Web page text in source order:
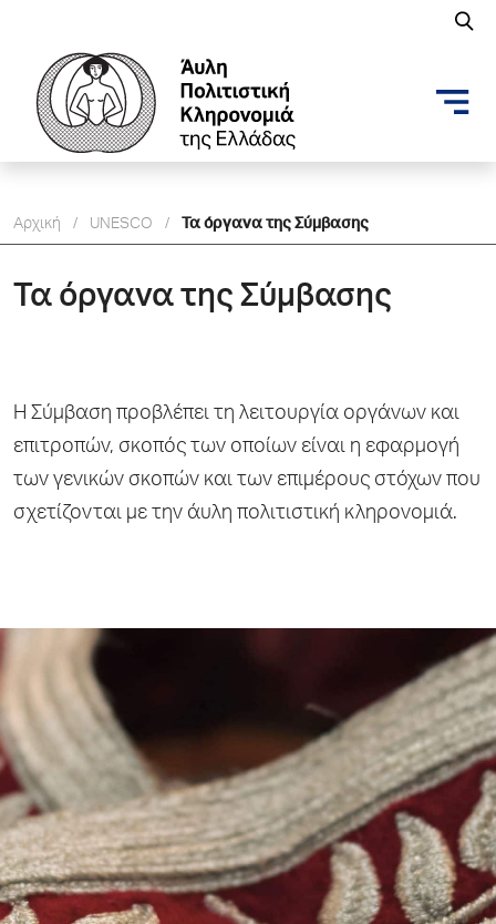
Αρχική / UNESCO / Τα όργανα της Σύμβασης
Τα όργανα της Σύμβασης
Η Σύμβαση προβλέπει τη λειτουργία οργάνων και
επιτροπών, σκοπός των οποίων είναι η εφαρμογή
των γενικών σκοπών και των επιμέρους στόχων που
σχετίζονται με την άυλη πολιτιστική κληρονομιά.